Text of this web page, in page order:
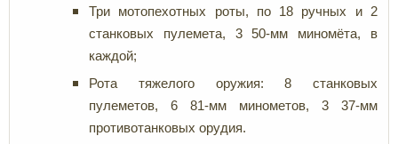
Три мотопехотных роты, по 18 ручных и 2
станковых пулемета, 3 50-мм миномёта, в
каждой;
Рота тяжелого оружия: 8 станковых
пулеметов, 6 81-мм минометов, 3 37-мм
противотанковых орудия.